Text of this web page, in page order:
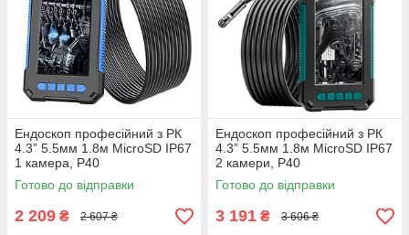
Ендоскоп професійний з РК
4.3” 5.5мм 1.8м MicroSD IP67
1 камера, P40
Готово до відправки
2 209 ₴ 2 607 ₴
Ендоскоп професійний з РК
4.3” 5.5мм 1.8м MicroSD IP67
2 камери, P40
Готово до відправки
3 191 ₴ 3 606 ₴